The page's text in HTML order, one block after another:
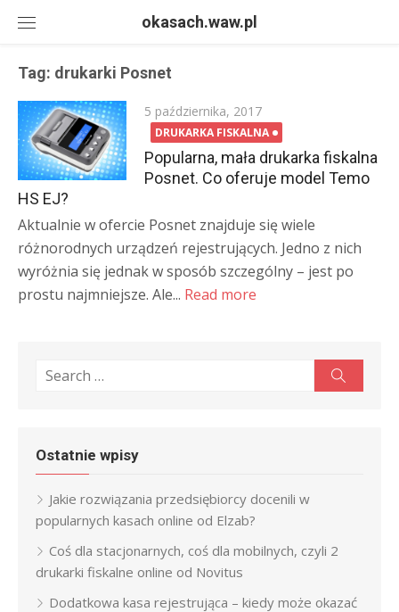
okasach.waw.pl
Tag: drukarki Posnet
Posted
on
5 października, 2017
DRUKARKA FISKALNA
Popularna, mała drukarka fiskalna
Posnet. Co oferuje model Temo
HS EJ?
Aktualnie w ofercie Posnet znajduje się wiele
różnorodnych urządzeń rejestrujących. Jedno z nich
wyróżnia się jednak w sposób szczególny – jest po
prostu najmniejsze. Ale... Read more
Search
Ostatnie wpisy
Jakie rozwiązania przedsiębiorcy docenili w
popularnych kasach online od Elzab?
Coś dla stacjonarnych, coś dla mobilnych, czyli 2
drukarki fiskalne online od Novitus
Dodatkowa kasa rejestrująca – kiedy może okazać